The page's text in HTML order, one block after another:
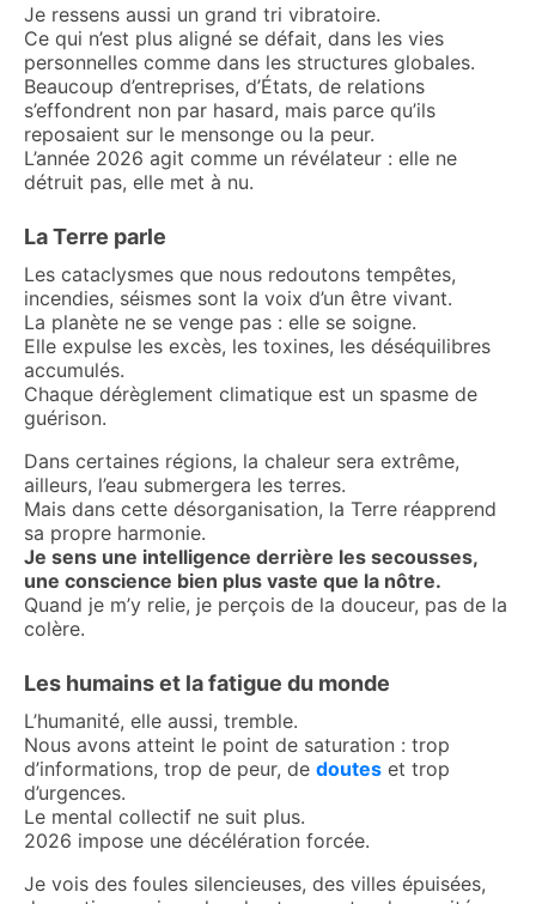
Je ressens aussi un grand tri vibratoire.
Ce qui n’est plus aligné se défait, dans les vies
personnelles comme dans les structures globales.
Beaucoup d’entreprises, d’États, de relations
s’effondrent non par hasard, mais parce qu’ils
reposaient sur le mensonge ou la peur.
L’année 2026 agit comme un révélateur : elle ne
détruit pas, elle met à nu.
La Terre parle
Les cataclysmes que nous redoutons tempêtes,
incendies, séismes sont la voix d’un être vivant.
La planète ne se venge pas : elle se soigne.
Elle expulse les excès, les toxines, les déséquilibres
accumulés.
Chaque dérèglement climatique est un spasme de
guérison.
Dans certaines régions, la chaleur sera extrême,
ailleurs, l’eau submergera les terres.
Mais dans cette désorganisation, la Terre réapprend
sa propre harmonie.
Je sens une intelligence derrière les secousses,
une conscience bien plus vaste que la nôtre.
Quand je m’y relie, je perçois de la douceur, pas de la
colère.
Les humains et la fatigue du monde
L’humanité, elle aussi, tremble.
Nous avons atteint le point de saturation : trop
d’informations, trop de peur, de doutes et trop
d’urgences.
Le mental collectif ne suit plus.
2026 impose une décélération forcée.
Je vois des foules silencieuses, des villes épuisées,